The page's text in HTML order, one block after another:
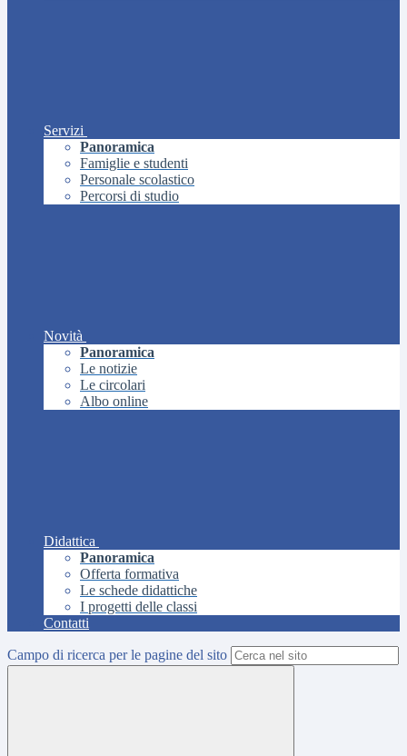
Servizi
Panoramica
Famiglie e studenti
Personale scolastico
Percorsi di studio
Novità
Panoramica
Le notizie
Le circolari
Albo online
Didattica
Panoramica
Offerta formativa
Le schede didattiche
I progetti delle classi
Contatti
Campo di ricerca per le pagine del sito